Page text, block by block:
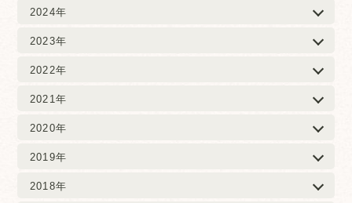
2024年
2023年
2022年
2021年
2020年
2019年
2018年